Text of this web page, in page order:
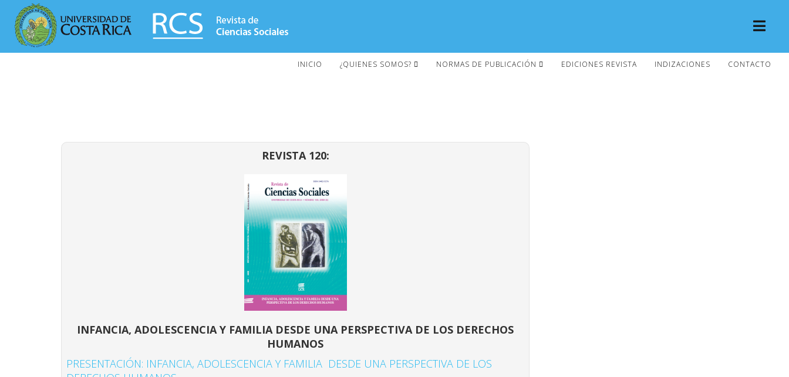
INICIO ¿QUIENES SOMOS? NORMAS DE PUBLICACIÓN EDICIONES REVISTA INDIZACIONES CONTACTO
REVISTA 120:
INFANCIA, ADOLESCENCIA Y FAMILIA DESDE UNA PERSPECTIVA DE LOS DERECHOS
HUMANOS
PRESENTACIÓN: INFANCIA, ADOLESCENCIA Y FAMILIA DESDE UNA PERSPECTIVA DE LOS